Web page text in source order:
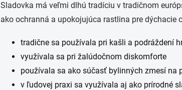
Sladovka má veľmi dlhú tradíciu v tradičnom
ako ochranná a upokojujúca rastlina pre dýchacie
tradične sa používala pri kašli a podráždení
využívala sa pri žalúdočnom diskomforte
používala sa ako súčasť bylinných zmesí na
v ľudovej praxi sa využívala aj ako prírodné